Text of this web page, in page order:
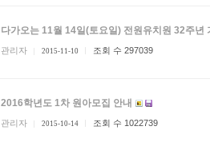
다가오는 11월 14일(토요일) 전원유치원 32주
관리자 2015-11-10 조회 수 297039
2016학년도 1차 원아모집 안내
관리자 2015-10-14 조회 수 1022739